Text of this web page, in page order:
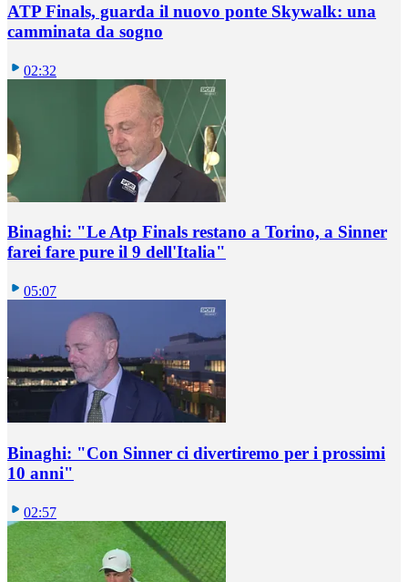
ATP Finals, guarda il nuovo ponte Skywalk: una
camminata da sogno
02:32
Binaghi: "Le Atp Finals restano a Torino, a Sinner
farei fare pure il 9 dell'Italia"
05:07
Binaghi: "Con Sinner ci divertiremo per i prossimi
10 anni"
02:57